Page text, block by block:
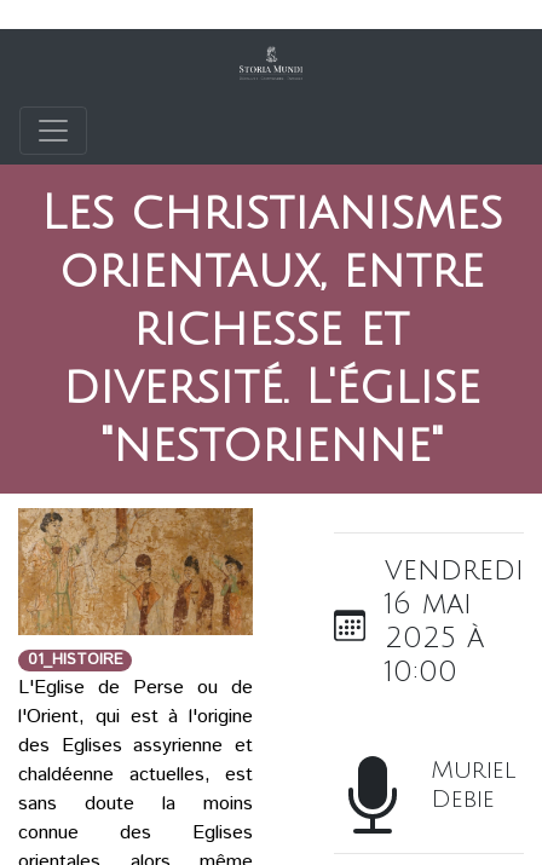
Les christianismes
orientaux, entre
richesse et
diversité. L'église
"nestorienne"
01_HISTOIRE
L'Eglise de Perse ou de
l'Orient, qui est à l'origine
des Eglises assyrienne et
chaldéenne actuelles, est
sans doute la moins
connue des Eglises
vendredi
16 mai
2025 à
10:00
Muriel
Debie